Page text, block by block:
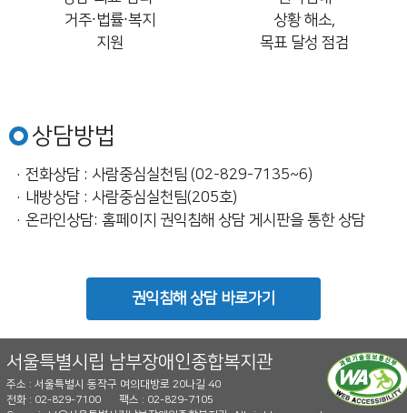
거주∙법률∙복지
지원
상황 해소,
목표 달성 점검
상담방법
· 전화상담 : 사람중심실천팀 (02-829-7135~6)
· 내방상담 : 사람중심실천팀(205호)
· 온라인상담: 홈페이지 권익침해 상담 게시판을 통한 상담
권익침해 상담 바로가기
서울특별시립 남부장애인종합복지관
주소 : 서울특별시 동작구 여의대방로 20나길 40
전화 : 02-829-7100
팩스 : 02-829-7105